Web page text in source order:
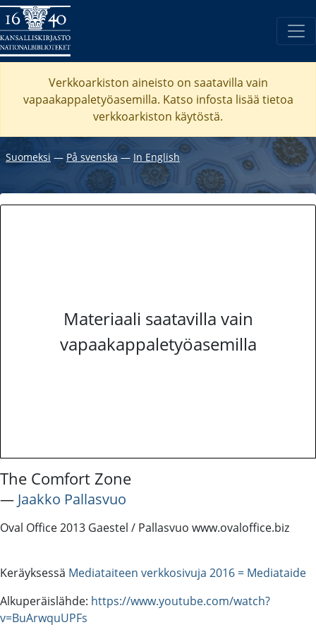
Verkkoarkiston aineisto on saatavilla vain
vapaakappaletyöasemilla. Katso infosta lisää tietoa
verkkoarkiston käytöstä.
Suomeksi ― På svenska― In English
Materiaali saatavilla vain
vapaakappaletyöasemilla
The Comfort Zone
― Jaakko Pallasvuo
Oval Office 2013 Gaestel / Pallasvuo www.ovaloffice.biz
Keräyksessä Mediataiteen verkkosivuja 2016 = Mediataide
Alkuperäislähde: https://www.youtube.com/watch?
v=BuArwquUPFs